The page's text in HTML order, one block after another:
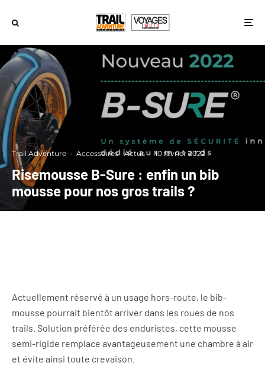
Trail Adventure · Accessoires Actus · 10 février 2022
Risemousse B-Sure : enfin un bib
mousse pour nos gros trails ?
Actuellement réservé à un usage hors-route, le bib-
mousse pourrait bientôt arriver dans les roues de nos
trails. Solution préférée des enduristes, cette mousse
semi-rigide remplace avantageusement une chambre à air
et évite ainsi toute crevaison.